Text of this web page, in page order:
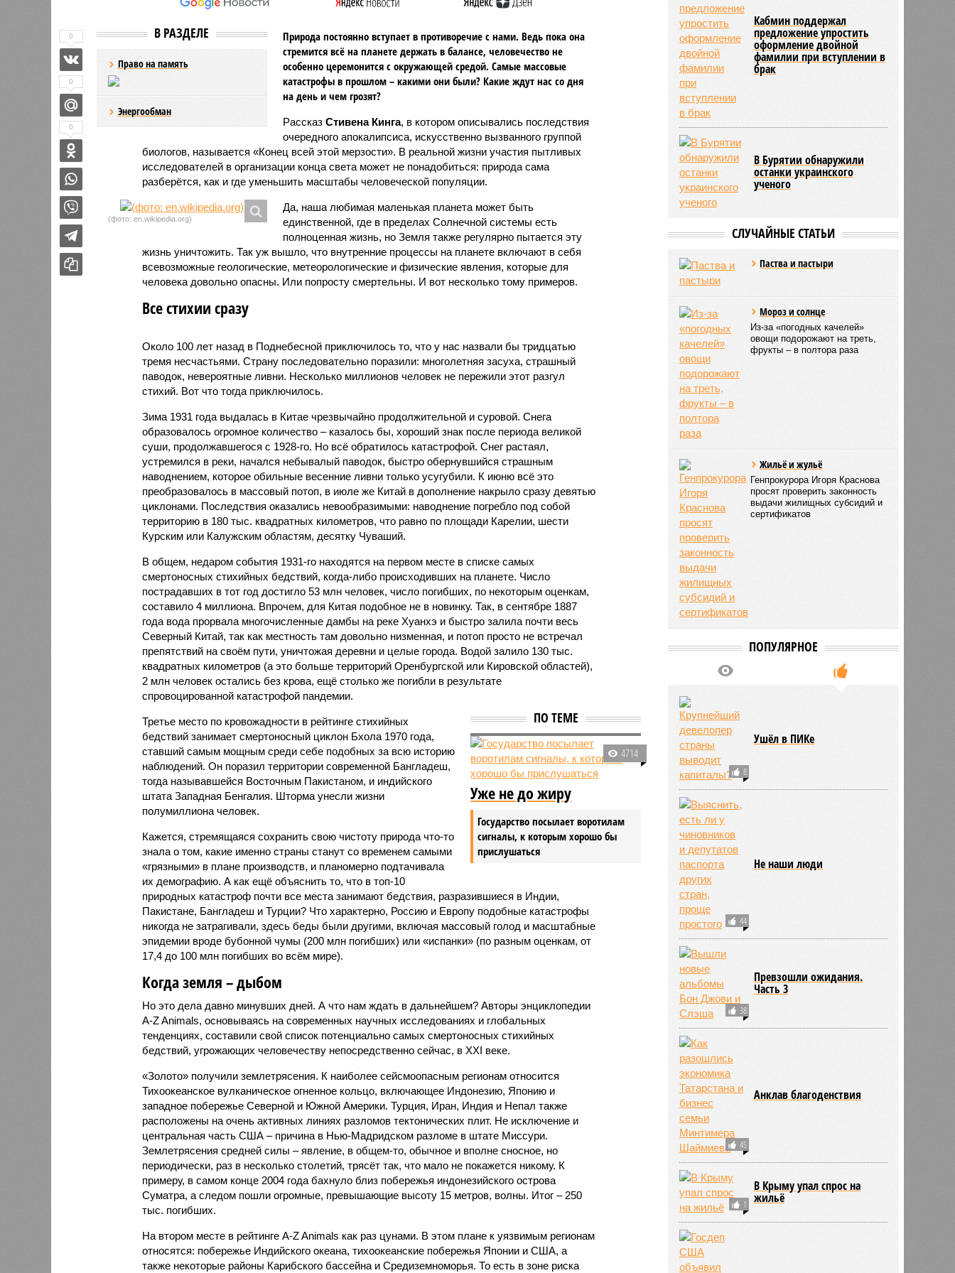
В РАЗДЕЛЕ
Право на память
Энергообман
Природа постоянно вступает в противоречие с нами. Ведь пока она
стремится всё на планете держать в балансе, человечество не
особенно церемонится с окружающей средой. Самые массовые
катастрофы в прошлом – какими они были? Какие ждут нас со дня
на день и чем грозят?
Рассказ Стивена Кинга, в котором описывались последствия
очередного апокалипсиса, искусственно вызванного группой
биологов, называется «Конец всей этой мерзости». В реальной жизни участия пытливых
исследователей в организации конца света может не понадобиться: природа сама
разберётся, как и где уменьшить масштабы человеческой популяции.
(фото: en.wikipedia.org)
Да, наша любимая маленькая планета может быть
единственной, где в пределах Солнечной системы есть
полноценная жизнь, но Земля также регулярно пытается эту
жизнь уничтожить. Так уж вышло, что внутренние процессы на планете включают в себя
всевозможные геологические, метеорологические и физические явления, которые для
человека довольно опасны. Или попросту смертельны. И вот несколько тому примеров.
Все стихии сразу
Около 100 лет назад в Поднебесной приключилось то, что у нас назвали бы тридцатью
тремя несчастьями. Страну последовательно поразили: многолетняя засуха, страшный
паводок, невероятные ливни. Несколько миллионов человек не пережили этот разгул
стихий. Вот что тогда приключилось.
Зима 1931 года выдалась в Китае чрезвычайно продолжительной и суровой. Снега
образовалось огромное количество – казалось бы, хороший знак после периода великой
суши, продолжавшегося с 1928-го. Но всё обратилось катастрофой. Снег растаял,
устремился в реки, начался небывалый паводок, быстро обернувшийся страшным
наводнением, которое обильные весенние ливни только усугубили. К июню всё это
преобразовалось в массовый потоп, в июле же Китай в дополнение накрыло сразу девятью
циклонами. Последствия оказались невообразимыми: наводнение погребло под собой
территорию в 180 тыс. квадратных километров, что равно по площади Карелии, шести
Курским или Калужским областям, десятку Чуваший.
В общем, недаром события 1931-го находятся на первом месте в списке самых
смертоносных стихийных бедствий, когда-либо происходивших на планете. Число
пострадавших в тот год достигло 53 млн человек, число погибших, по некоторым оценкам,
составило 4 миллиона. Впрочем, для Китая подобное не в новинку. Так, в сентябре 1887
года вода прорвала многочисленные дамбы на реке Хуанхэ и быстро залила почти весь
Северный Китай, так как местность там довольно низменная, и потоп просто не встречал
препятствий на своём пути, уничтожая деревни и целые города. Водой залило 130 тыс.
квадратных километров (а это больше территорий Оренбургской или Кировской областей),
2 млн человек остались без крова, ещё столько же погибли в результате
спровоцированной катастрофой пандемии.
ПО ТЕМЕ
4714
Уже не до жиру
Государство посылает воротилам
сигналы, к которым хорошо бы
прислушаться
Третье место по кровожадности в рейтинге стихийных
бедствий занимает смертоносный циклон Бхола 1970 года,
ставший самым мощным среди себе подобных за всю историю
наблюдений. Он поразил территории современной Бангладеш,
тогда называвшейся Восточным Пакистаном, и индийского
штата Западная Бенгалия. Шторма унесли жизни
полумиллиона человек.
Кажется, стремящаяся сохранить свою чистоту природа что-то
знала о том, какие именно страны станут со временем самыми
«грязными» в плане производств, и планомерно подтачивала
их демографию. А как ещё объяснить то, что в топ-10
природных катастроф почти все места занимают бедствия, разразившиеся в Индии,
Пакистане, Бангладеш и Турции? Что характерно, Россию и Европу подобные катастрофы
никогда не затрагивали, здесь беды были другими, включая массовый голод и масштабные
эпидемии вроде бубонной чумы (200 млн погибших) или «испанки» (по разным оценкам, от
17,4 до 100 млн погибших во всём мире).
Когда земля – дыбом
Но это дела давно минувших дней. А что нам ждать в дальнейшем? Авторы энциклопедии
A-Z Animals, основываясь на современных научных исследованиях и глобальных
тенденциях, составили свой список потенциально самых смертоносных стихийных
бедствий, угрожающих человечеству непосредственно сейчас, в XXI веке.
«Золото» получили землетрясения. К наиболее сейсмоопасным регионам относится
Тихоокеанское вулканическое огненное кольцо, включающее Индонезию, Японию и
западное побережье Северной и Южной Америки. Турция, Иран, Индия и Непал также
расположены на очень активных линиях разломов тектонических плит. Не исключение и
центральная часть США – причина в Нью-Мадридском разломе в штате Миссури.
Землетрясения средней силы – явление, в общем-то, обычное и вполне сносное, но
периодически, раз в несколько столетий, трясёт так, что мало не покажется никому. К
примеру, в самом конце 2004 года бахнуло близ побережья индонезийского острова
Суматра, а следом пошли огромные, превышающие высоту 15 метров, волны. Итог – 250
тыс. погибших.
На втором месте в рейтинге A-Z Animals как раз цунами. В этом плане к уязвимым регионам
относятся: побережье Индийского океана, тихо­океанские побережья Японии и США, а
также некоторые районы Карибского бассейна и Средиземноморья. То есть в зоне риска
0
0
0
Кабмин поддержал
предложение упростить
оформление двойной
фамилии при вступлении в
брак
В Бурятии обнаружили
останки украинского
ученого
СЛУЧАЙНЫЕ СТАТЬИ
Паства и пастыри
Мороз и солнце
Из-за «погодных качелей»
овощи подорожают на треть,
фрукты – в полтора раза
Жильё и жульё
Генпрокурора Игоря Краснова
просят проверить законность
выдачи жилищных субсидий и
сертификатов
ПОПУЛЯРНОЕ
8
Ушёл в ПИКе
44
Не наши люди
38
Превзошли ожидания.
Часть 3
45
Анклав благоденствия
1
В Крыму упал спрос на
жильё